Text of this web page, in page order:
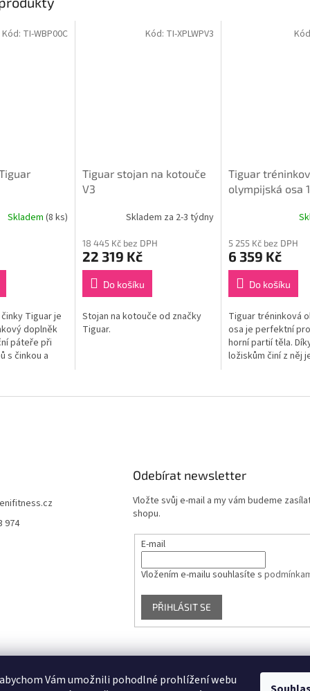
Vám umožnili pohodlné prohlížení webu
Skladem (8 ks)
Tiguar je
doplněk
páteře při
s činkou a
Kód: TI-WBP00C
Tiguar stojan na kotouče
V3
Skladem za 2-3 týdny
18 445 Kč bez DPH
22 319 Kč
Do košíku
Stojan na kotouče od značky
Tiguar.
Kód: TI-XPLWPV3
Tiguar
olympijská osa
5 255 Kč bez DPH
6 359 Kč
Do košíku
Tiguar tréninková
osa je perfektní
horní partií těla.
ložiskům činí z něj
974
Odebírat newsletter
Vložte svůj e-mail a my vám budeme
shopu.
E-mail
Vložením e-mailu souhlasíte s
PŘIHLÁSIT SE